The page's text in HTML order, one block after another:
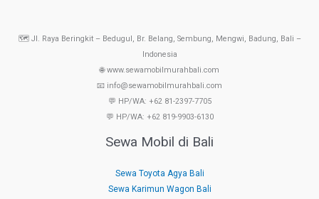
🗺️ Jl. Raya Beringkit – Bedugul, Br. Belang, Sembung, Mengwi, Badung, Bali –
Indonesia
🌐 www.sewamobilmurahbali.com
📧 info@sewamobilmurahbali.com
💬 HP/WA: +62 81-2397-7705
💬 HP/WA: +62 819-9903-6130
Sewa Mobil di Bali
Sewa Toyota Agya Bali
Sewa Karimun Wagon Bali